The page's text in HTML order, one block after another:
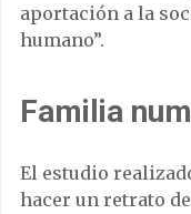
aportación a la
humano”.
Familia
El estudio
hacer un retrato